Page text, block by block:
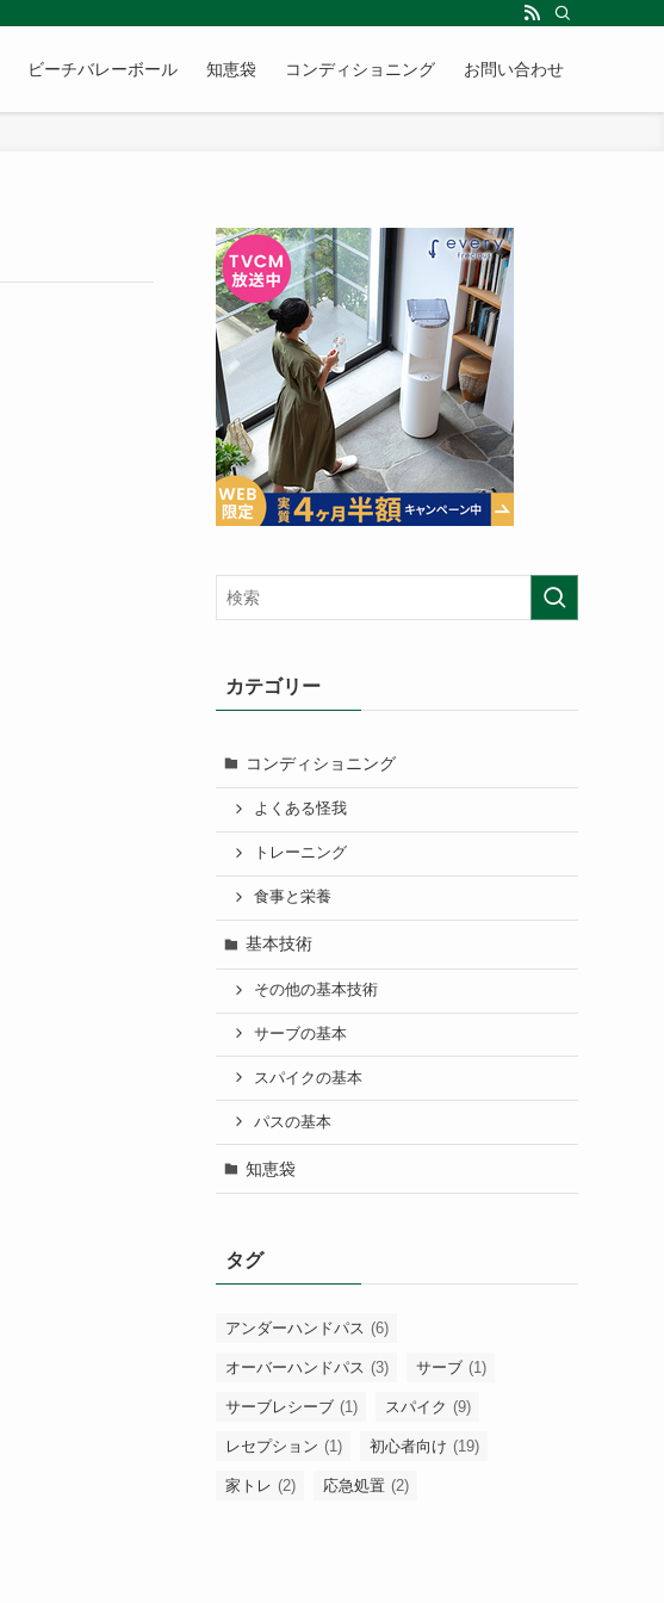
ビーチバレーボール 知恵袋 コンディショニング お問い合わせ
カテゴリー
コンディショニング
よくある怪我
トレーニング
食事と栄養
基本技術
その他の基本技術
サーブの基本
スパイクの基本
パスの基本
知恵袋
タグ
アンダーハンドパス (6)
オーバーハンドパス (3) サーブ (1)
サーブレシーブ (1) スパイク (9)
レセプション (1) 初心者向け (19)
家トレ (2) 応急処置 (2)